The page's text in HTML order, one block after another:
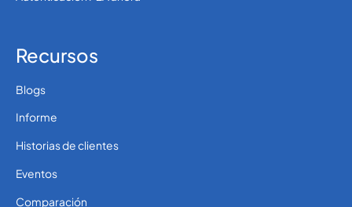
Recursos
Blogs
Informe
Historias de clientes
Eventos
Comparación